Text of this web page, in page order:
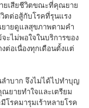
ยเสียชีวิตขณะที่คุณยาย
ตต่อสู้กับโรคที่รุนแรง
ายดูแลสุขภาพตามคำ
ะไม่พอใจในบริการของ
ต่อเนื่องทุกเดือนตั้งแต่
ลำบาก จึงไม่ได้ไปทำบุญ
ยายทำใจและเตรียม
โรคมารุมเร้าหลายโรค